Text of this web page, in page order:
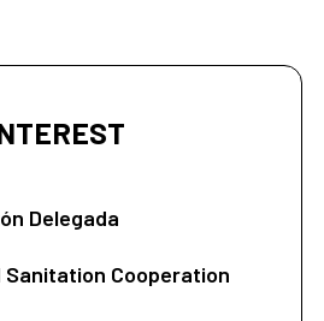
Delegada
Sanitation Cooperation